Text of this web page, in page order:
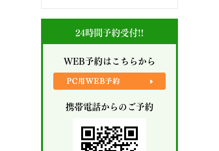
24時間予約受付!!
WEB予約はこちらから
携帯電話からのご予約